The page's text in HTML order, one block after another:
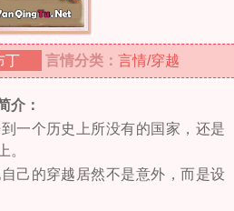
丁 言情分类： 言情/穿越
介：
一个历史上所没有的国家，还是
。
己的穿越居然不是意外，而是设